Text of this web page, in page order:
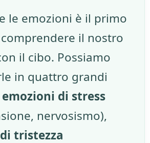
le emozioni è il primo
il nostro
il cibo. Possiamo
in quattro grandi
emozioni di stress
nervosismo),
tristezza